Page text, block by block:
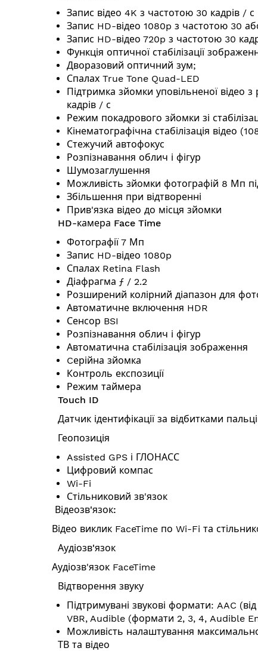
Запис відео 4K з частотою 30 кадрів / с
Запис HD-відео 1080p з частотою 30
Запис HD-відео 720p з частотою 30
Функція оптичної стабілізації
Дворазовий оптичний зум;
Спалах True Tone Quad-LED
Підтримка зйомки уповільненої відео
кадрів / с
Режим покадрового зйомки зі
Кінематографічна стабілізація відео
Стежучий автофокус
Розпізнавання облич і фігур
Шумозаглушення
Можливість зйомки фотографій 8 Мп
Збільшення при відтворенні
Прив'язка відео до місця зйомки
HD-камера Face Time
Фотографії 7 Мп
Запис HD-відео 1080p
Спалах Retina Flash
Діафрагма ƒ / 2.2
Розширений колірний діапазон для
Автоматичне включення HDR
Сенсор BSI
Розпізнавання облич і фігур
Автоматична стабілізація зображення
Cерійна зйомка
Контроль експозиції
Режим таймера
Touch ID
Датчик ідентифікації за відбитками
Геопозиція
Assisted GPS і ГЛОНАСС
Цифровий компас
Wi-Fi
Стільниковий зв'язок
Відеозв'язок:
Відео виклик FaceTime по Wi-Fi та
Аудіозв'язок
Аудіозв'язок FaceTime
Відтворення звуку
Підтримувані звукові формати: AAC
VBR, Audible (формати 2, 3, 4, Audible
Можливість налаштування
ТВ та відео